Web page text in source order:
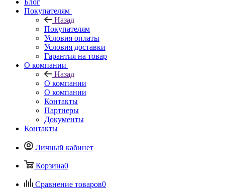
Блог
Покупателям
Назад
Покупателям
Условия оплаты
Условия доставки
Гарантия на товар
О компании
Назад
О компании
О компании
Контакты
Партнеры
Документы
Контакты
Личный кабинет
Корзина0
Сравнение товаров0